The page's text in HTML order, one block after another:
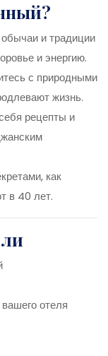
и традиции
и энергию.
с природными
жизнь.
рецепты и
как
в 40 лет.
отеля